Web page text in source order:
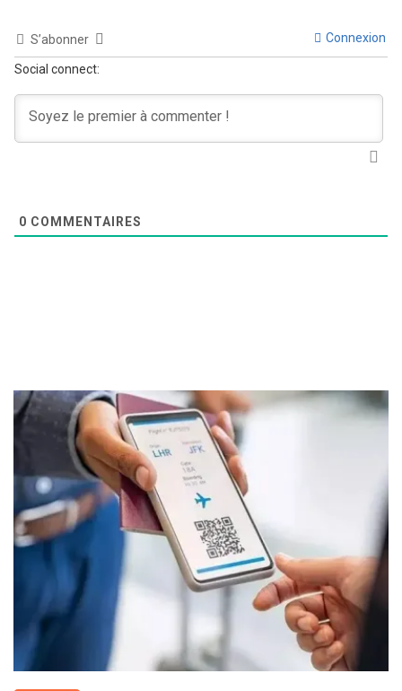
S’abonner Connexion
Social connect:
0 COMMENTAIRES